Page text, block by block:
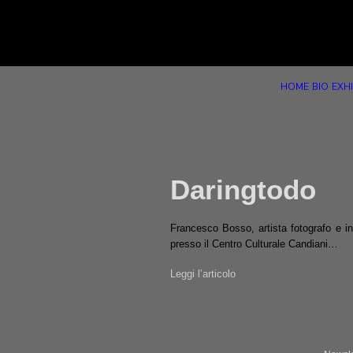
HOME BIO
Daringtodo
Francesco Bosso, artista fotografo e
presso il Centro Culturale Candiani…
Leggi l’articolo